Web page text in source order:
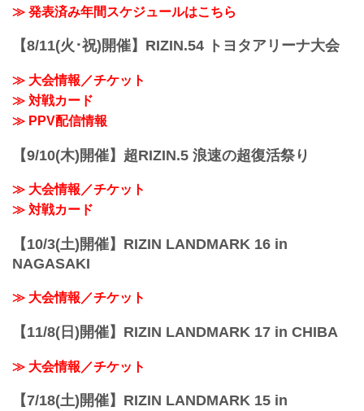
14:00開始
RIZIN FFオフィシャルサイトにてご案内
会場に行けない方は、Exciting RIZIN、
RIZIN LIVEまたはスカパー！で、2022年
開幕戦となるRIZIN TRIGGER 2ndを全試
合リアルタイムで視聴しよう！
YouTube スカ...
≫ 発表済み年間スケジュールはこちら
【8/11(火･祝)開催】RIZIN.54 トヨタアリーナ大会
≫ 大会情報／チケット
≫ 対戦カード
≫ PPV配信情報
【9/10(木)開催】超RIZIN.5 浪速の超復活祭り
≫ 大会情報／チケット
≫ 対戦カード
【10/3(土)開催】RIZIN LANDMARK 16 in
NAGASAKI
≫ 大会情報／チケット
【11/8(日)開催】RIZIN LANDMARK 17 in CHIBA
≫ 大会情報／チケット
【7/18(土)開催】RIZIN LANDMARK 15 in